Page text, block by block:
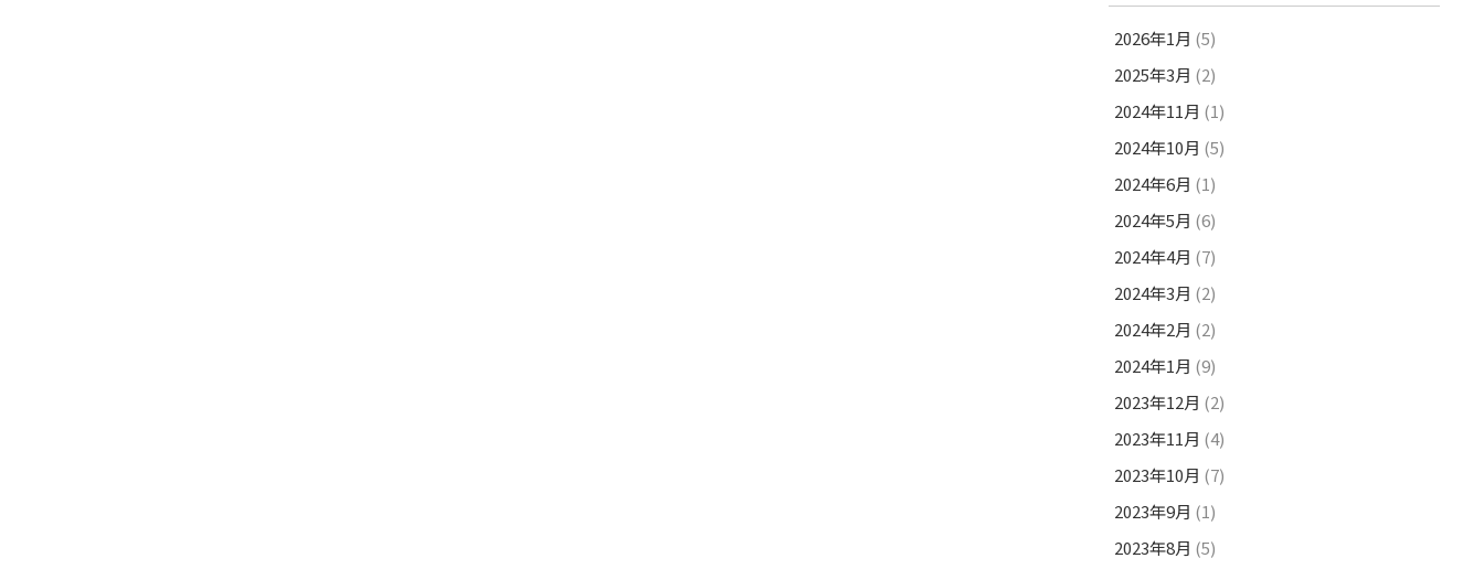
2026年1月 (5)
2025年3月 (2)
2024年11月 (1)
2024年10月 (5)
2024年6月 (1)
2024年5月 (6)
2024年4月 (7)
2024年3月 (2)
2024年2月 (2)
2024年1月 (9)
2023年12月 (2)
2023年11月 (4)
2023年10月 (7)
2023年9月 (1)
2023年8月 (5)